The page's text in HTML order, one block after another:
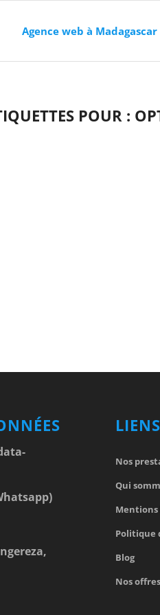
Agence web à Madagascar
POUR :
Nos
Qui
Mentions
Politique
Blog
Nos